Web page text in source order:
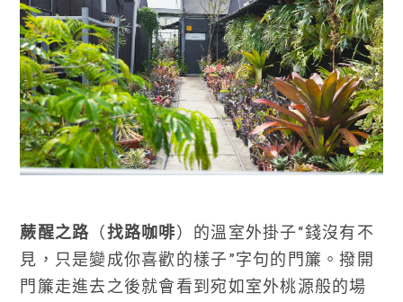
蕨醒之路 （找路咖啡）的溫室外掛子“錢沒有不
見，只是變成你喜歡的樣子”字句的門簾。撥開
門簾走進去之後就會看到宛如室外桃源般的場